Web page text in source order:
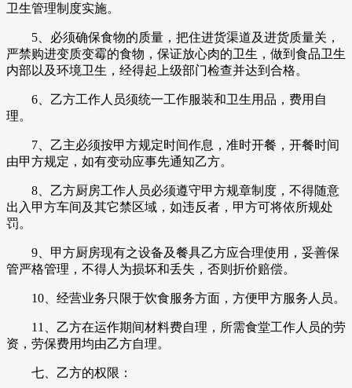
卫生管理制度实施。
5、必须确保食物的质量，把住进货渠道及进货质量关，
严禁购进变质变霉的食物，保证放心肉的卫生，做到食品卫生
内部以及环境卫生，经得起上级部门检查并达到合格。
6、乙方工作人员须统一工作服装和卫生用品，费用自
理。
7、乙主必须按甲方规定时间作息，准时开餐，开餐时间
由甲方规定，如有变动应事先通知乙方。
8、乙方厨房工作人员必须遵守甲方规章制度，不得随意
出入甲方车间及其它禁区域，如违反者，甲方可将依所规处
罚。
9、甲方厨房现有之设备及餐具乙方应合理使用，妥善保
管严格管理，不得人为损坏和丢失，否则折价赔偿。
10、经营业务只限于饮食服务方面，方便甲方服务人员。
11、乙方在运作期间材料费自理，所需食堂工作人员的劳
资，劳保费用均由乙方自理。
七、乙方的权限：